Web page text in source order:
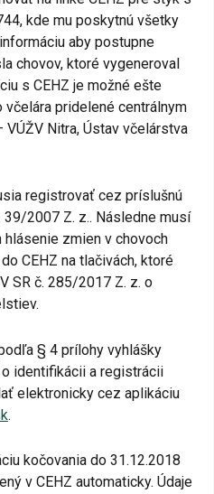
kde mu poskytnú všetky
aby postupne
chovov, ktoré vygeneroval
s CEHZ je možné ešte
pridelené centrálnym
Nitra, Ústav včelárstva
registrovať cez príslušnú
39/2007 Z. z.. Následne musí
zmien v chovoch
CEHZ na tlačivách, ktoré
SR č. 285/2017 Z. z. o
§ 4 prílohy vyhlášky
identifikácii a registrácii
elektronicky cez aplikáciu
.
kočovania do 31.12.2018
v CEHZ automaticky. Údaje